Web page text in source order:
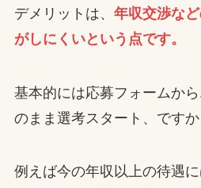
デメリットは、 年収交渉な
がしにくいという点です。
基本的には応募フォームか
のまま選考スタート、ですか
例えば今の年収以上の待遇